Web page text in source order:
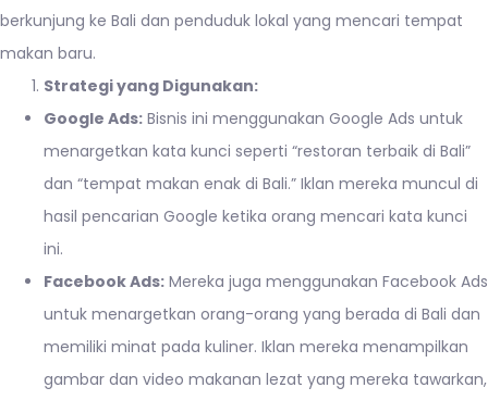
berkunjung ke Bali dan penduduk lokal yang mencari tempat
makan baru.
Strategi yang Digunakan:
Google Ads: Bisnis ini menggunakan Google Ads untuk
menargetkan kata kunci seperti “restoran terbaik di Bali”
dan “tempat makan enak di Bali.” Iklan mereka muncul di
hasil pencarian Google ketika orang mencari kata kunci
ini.
Facebook Ads: Mereka juga menggunakan Facebook Ads
untuk menargetkan orang-orang yang berada di Bali dan
memiliki minat pada kuliner. Iklan mereka menampilkan
gambar dan video makanan lezat yang mereka tawarkan,